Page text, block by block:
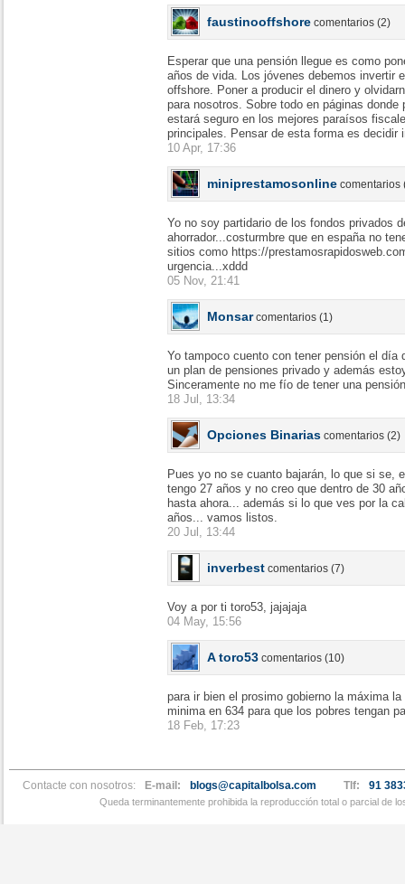
faustinooffshore comentarios (2)
Esperar que una pensión llegue es como
años de vida. Los jóvenes debemos invertir
offshore. Poner a producir el dinero y
para nosotros. Sobre todo en páginas
estará seguro en los mejores paraísos
principales. Pensar de esta forma es decidir
10 Apr, 17:36
miniprestamosonline comentarios
Yo no soy partidario de los fondos privados
ahorrador...costurmbre que en españa no
sitios como https://
urgencia...xddd
05 Nov, 21:41
Monsar comentarios (1)
Yo tampoco cuento con tener pensión el día
un plan de pensiones privado y además
Sinceramente no me fío de tener una
18 Jul, 13:34
Opciones Binarias comentarios (2)
Pues yo no se cuanto bajarán, lo que si se,
tengo 27 años y no creo que dentro de 30
hasta ahora... además si lo que ves por la
años... vamos listos.
20 Jul, 13:44
inverbest comentarios (7)
Voy a por ti toro53, jajajaja
04 May, 15:56
A toro53 comentarios (10)
para ir bien el prosimo gobierno la máxima
minima en 634 para que los pobres tengan
18 Feb, 17:23
Contacte con nosotros: E-mail: blogs@capitalbolsa.com Tlf: 91
Queda terminantemente prohibida la reproducción total o parcial de